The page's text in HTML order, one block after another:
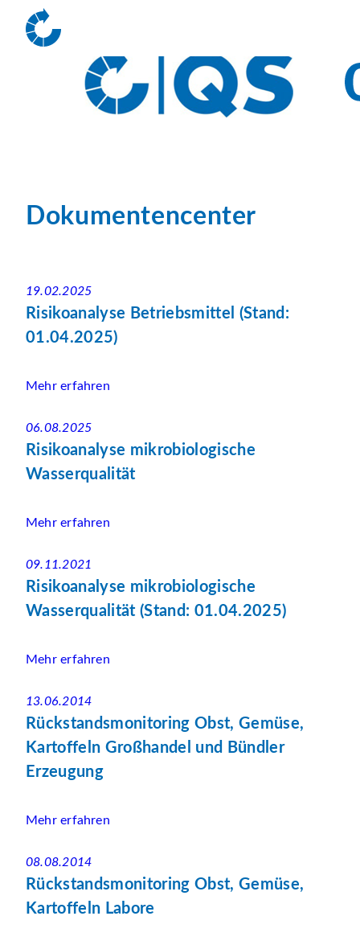
Dokumentencenter
19.02.2025
Risikoanalyse Betriebsmittel (Stand:
01.04.2025)
Mehr erfahren
06.08.2025
Risikoanalyse mikrobiologische
Wasserqualität
Mehr erfahren
09.11.2021
Risikoanalyse mikrobiologische
Wasserqualität (Stand: 01.04.2025)
Mehr erfahren
13.06.2014
Rückstandsmonitoring Obst, Gemüse,
Kartoffeln Großhandel und Bündler
Erzeugung
Mehr erfahren
08.08.2014
Rückstandsmonitoring Obst, Gemüse,
Kartoffeln Labore